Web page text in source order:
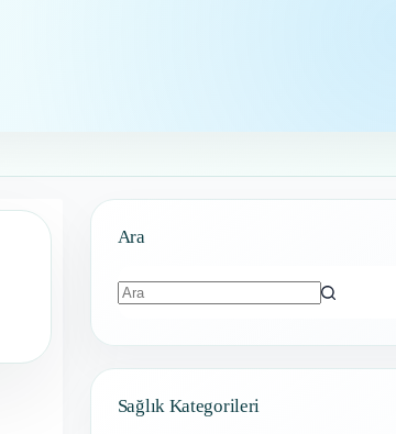
Ara
bulunamadı
Sağlık Kategorileri